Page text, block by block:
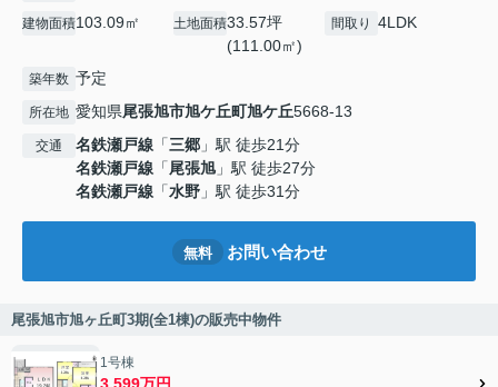
建物面積103.09㎡ 土地面積33.57坪
(111.00㎡)
間取り 4LDK
築年数 予定
所在地 愛知県尾張旭市旭ケ丘町旭ケ丘5668-13
交通 名鉄瀬戸線 「三郷 」駅 徒歩21分
名鉄瀬戸線 「尾張旭 」駅 徒歩27分
名鉄瀬戸線 「水野 」駅 徒歩31分
無料 お問い合わせ
尾張旭市旭ヶ丘町3期(全1棟)の販売中物件
1号棟